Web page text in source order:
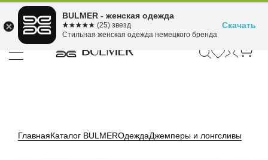
Подели оплату на 4
платежа ⓘ
Для покупок от 300 ₽ до 30,000 ₽
ГлавнаяКаталог BULMERОдеждаДжемперы и лонгсливы
BULMER - женская одежда
☆☆☆☆☆
★★★★★ (25) звезд
Стильная женская одежда немецкого бренда
Скачать